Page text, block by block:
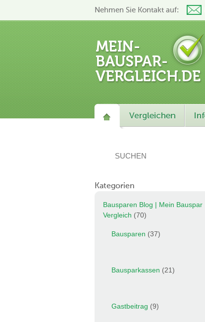
Nehmen Sie Kontakt auf:
Kategorien
Bausparen Blog | Mein Bauspar
Vergleich (70)
Bausparen (37)
Bausparkassen (21)
Gastbeitrag (9)